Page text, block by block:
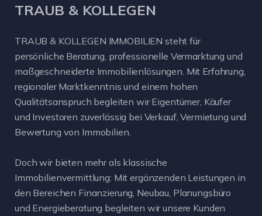
TRAUB & KOLLEGEN
TRAUB & KOLLEGEN IMMOBILIEN steht für
persönliche Beratung, professionelle Vermarktung und
maßgeschneiderte Immobilienlösungen. Mit Erfahrung,
regionaler Marktkenntnis und einem hohen
Qualitätsanspruch begleiten wir Eigentümer, Käufer
und Investoren zuverlässig bei Verkauf, Vermietung und
Bewertung von Immobilien.
Doch wir bieten mehr als klassische
Immobilienvermittlung: Mit ergänzenden Leistungen in
den Bereichen Finanzierung, Neubau, Planungsbüro
und Energieberatung begleiten wir unsere Kunden